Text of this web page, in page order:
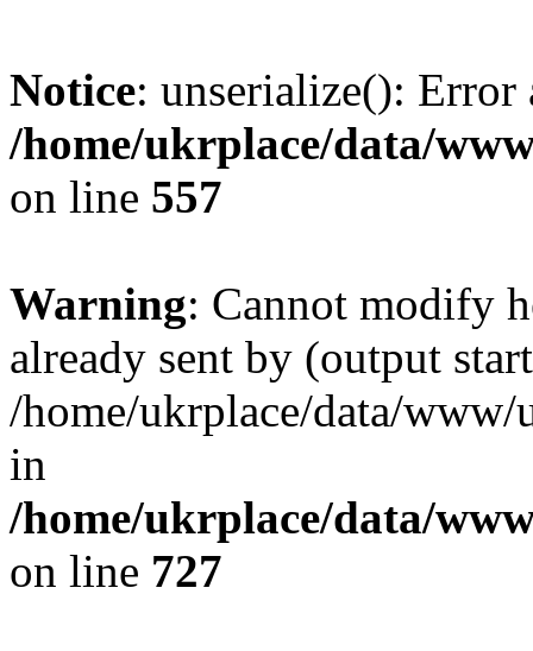
Notice: unserialize():
/home/ukrplace/data/
on line 557
Warning: Cannot modify
already sent by (output
/home/ukrplace/data/
in
/home/ukrplace/data/
on line 727